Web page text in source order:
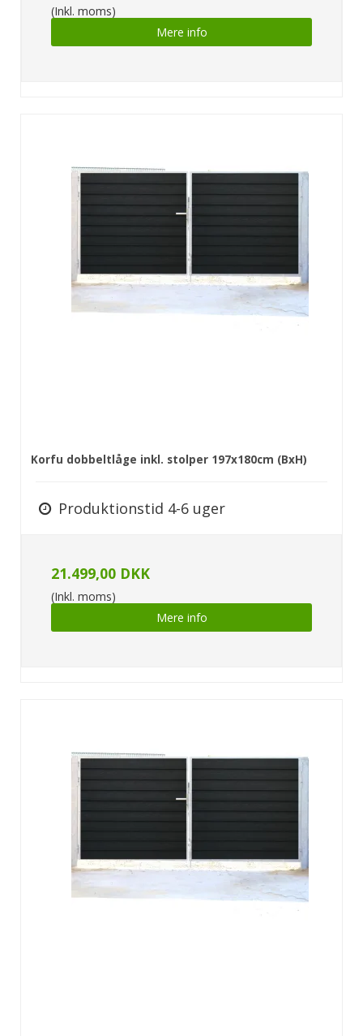
(Inkl. moms)
Mere info
Korfu dobbeltlåge inkl. stolper 197x180cm (BxH)
Produktionstid 4-6 uger
21.499,00 DKK
(Inkl. moms)
Mere info